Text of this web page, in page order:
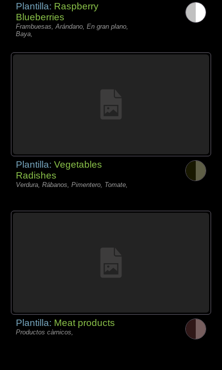
Plantilla: Raspberry
Blueberries
Frambuesas, Arándano, En gran plano,
Baya,
Plantilla:Vegetables
Radishes
Verdura, Rábanos, Pimentero, Tomate,
Plantilla: Meat products
Productos càrnicos,